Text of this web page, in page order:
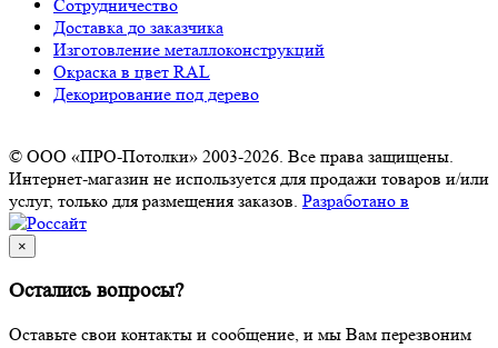
Сотрудничество
Доставка до заказчика
Изготовление металлоконструкций
Окраска в цвет RAL
Декорирование под дерево
© ООО «ПРО-Потолки» 2003-2026. Все права защищены.
Интернет-магазин не используется для продажи товаров и/или
услуг, только для размещения заказов. Разработано в
×
Остались вопросы?
Оставьте свои контакты и сообщение, и мы Вам перезвоним